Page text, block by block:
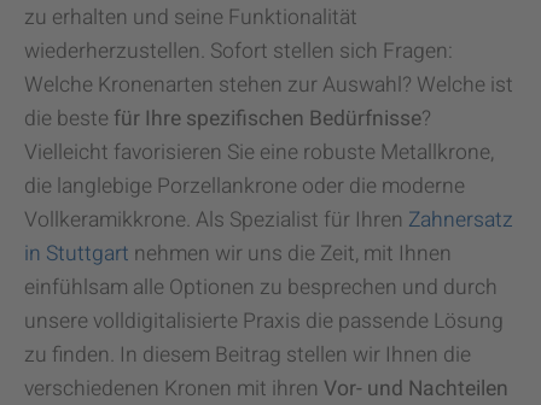
zu erhalten und seine Funktionalität
wiederherzustellen. Sofort stellen sich Fragen:
Welche Kronenarten stehen zur Auswahl? Welche ist
die beste für Ihre spezifischen Bedürfnisse?
Vielleicht favorisieren Sie eine robuste Metallkrone,
die langlebige Porzellankrone oder die moderne
Vollkeramikkrone. Als Spezialist für Ihren Zahnersatz
in Stuttgart nehmen wir uns die Zeit, mit Ihnen
einfühlsam alle Optionen zu besprechen und durch
unsere volldigitalisierte Praxis die passende Lösung
zu finden. In diesem Beitrag stellen wir Ihnen die
verschiedenen Kronen mit ihren Vor- und Nachteilen